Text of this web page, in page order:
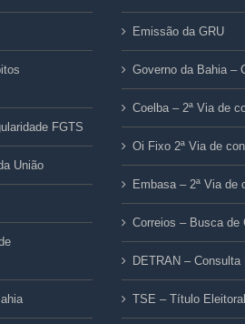
FGTS
União
Emissão da GRU
Governo da Bahia –
Coelba – 2ª Via de
Oi Fixo 2ª Via de
Embasa – 2ª Via de
Correios – Busca de
DETRAN – Consulta
TSE – Título Eleitoral